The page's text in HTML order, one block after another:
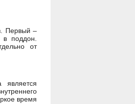
Первый –
поддон.
от
является
время